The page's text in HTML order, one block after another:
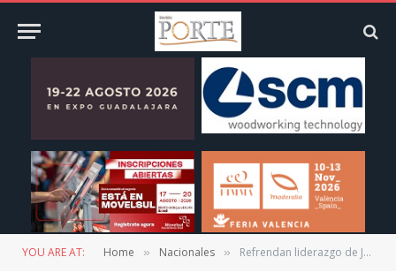
YOU ARE AT: Home » Nacionales » Refrendan liderazgo de Jorge Ríos Gutiérrez en AFAMJAL